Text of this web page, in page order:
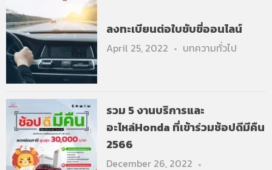
ลงทะเบียนต่อใบขับขี่ออนไลน์
April 25, 2022 บทความทั่วไป
รวม 5 งานบริการและ
อะไหล่Honda ที่เข้าร่วมช้อปดีมีคืน
2566
December 26, 2022